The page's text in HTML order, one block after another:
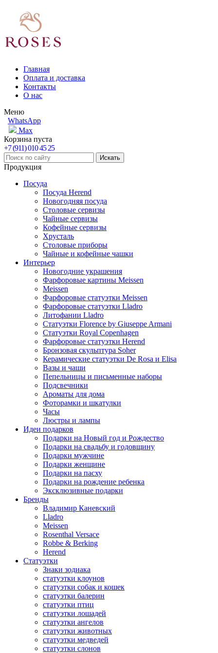
Главная
Оплата и доставка
Контакты
О нас
Меню
WhatsApp
Max
Корзина пуста
+7 (911) 010 45 25
Продукция
Посуда
Посуда Herend
Новогодняя посуда
Столовые сервизы
Чайные сервизы
Кофейные сервизы
Хрусталь
Столовые приборы
Чайные и кофейные чашки
Интерьер
Новогодние украшения
Фарфоровые картины Meissen
Meissen
Фарфоровые статуэтки Meissen
Фарфоровые статуэтки Lladro
Литофании Lladro
Статуэтки Florence by Giuseppe Armani
Статуэтки Royal Copenhagen
Фарфоровые статуэтки Herend
Бронзовая скульптура Soher
Керамические статуэтки De Rosa и Elisa
Вазы и чаши
Пепельницы и письменные наборы
Подсвечники
Ароматы для дома
Фоторамки и шкатулки
Часы
Люстры и лампы
Идеи подарков
Подарки на Новый год и Рождество
Подарки на свадьбу и годовщину
Подарки мужчине
Подарки женщине
Подарки на пасху
Подарки на рождение ребенка
Эксклюзивные подарки
Бренды
Владимир Каневский
Lladro
Meissen
Rosenthal Versace
Robbe & Berking
Herend
Статуэтки
Знаки зодиака
статуэтки клоунов
статуэтки собак и кошек
статуэтки балерин
статуэтки птиц
статуэтки лошадей
статуэтки ангелов
статуэтки животных
статуэтки медведей
статуэтки слонов